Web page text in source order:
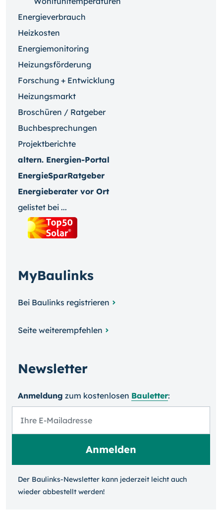
Energieverbrauch
Heizkosten
Energiemonitoring
Heizungsförderung
Forschung + Entwicklung
Heizungsmarkt
Broschüren / Ratgeber
Buchbesprechungen
Projektberichte
altern. Energien-Portal
EnergieSparRatgeber
Energieberater vor Ort
gelistet bei ...
MyBaulinks
Bei Baulinks registrieren
Seite weiterempfehlen
Newsletter
Anmeldung zum kosten­losen Bauletter:
Der Baulinks-Newsletter kann jeder­zeit leicht auch
wieder ab­bestellt werden!